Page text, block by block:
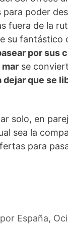
para poder
fuera de la
su fantástico
por sus
se
dejar que se
solo, en
sea la
para
España,